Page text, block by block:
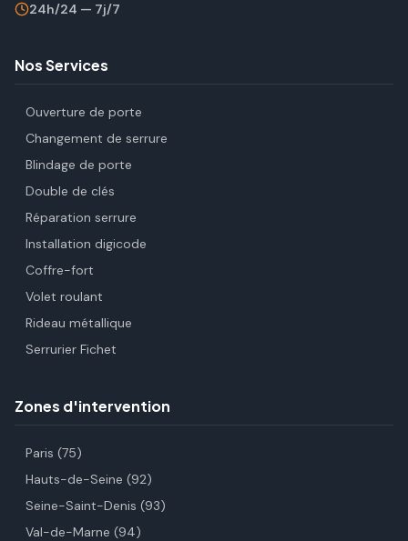
24h/24 — 7j/7
Nos Services
Ouverture de porte
Changement de serrure
Blindage de porte
Double de clés
Réparation serrure
Installation digicode
Coffre-fort
Volet roulant
Rideau métallique
Serrurier Fichet
Zones d'intervention
Paris (75)
Hauts-de-Seine (92)
Seine-Saint-Denis (93)
Val-de-Marne (94)